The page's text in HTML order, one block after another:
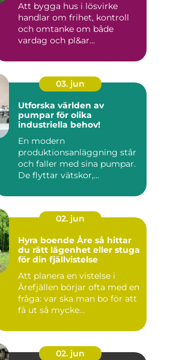
Att bygga hus i lösvirke
handlar om frihet, kontroll
och omtanke om både
vardag och pl&ar...
03. jun
Utforska världen av
pumpar för olika
industriella behov!
En modern
produktionsanläggning står
och faller med sina pumpar.
De flyttar vätskor,...
02. jun
Hyra boende Åre så hittar
du rätt lägenhet eller stuga
för din fjällvistelse
Att planera en vistelse i
Årefjällen börjar ofta med en
fråga: var ska man bo för att
få ut så mycke...
02. jun